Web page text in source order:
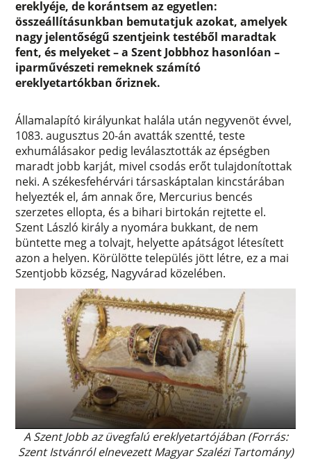
ereklyéje, de korántsem az egyetlen:
összeállításunkban bemutatjuk azokat, amelyek
nagy jelentőségű szentjeink testéből maradtak
fent, és melyeket – a Szent Jobbhoz hasonlóan –
iparművészeti remeknek számító
ereklyetartókban őriznek.
Államalapító királyunkat halála után negyvenöt évvel,
1083. augusztus 20-án avatták szentté, teste
exhumálásakor pedig leválasztották az épségben
maradt jobb karját, mivel csodás erőt tulajdonítottak
neki. A székesfehérvári társaskáptalan kincstárában
helyezték el, ám annak őre, Mercurius bencés
szerzetes ellopta, és a bihari birtokán rejtette el.
Szent László király a nyomára bukkant, de nem
büntette meg a tolvajt, helyette apátságot létesített
azon a helyen. Körülötte település jött létre, ez a mai
Szentjobb község, Nagyvárad közelében.
A Szent Jobb az üvegfalú ereklyetartójában (Forrás:
Szent Istvánról elnevezett Magyar Szalézi Tartomány)